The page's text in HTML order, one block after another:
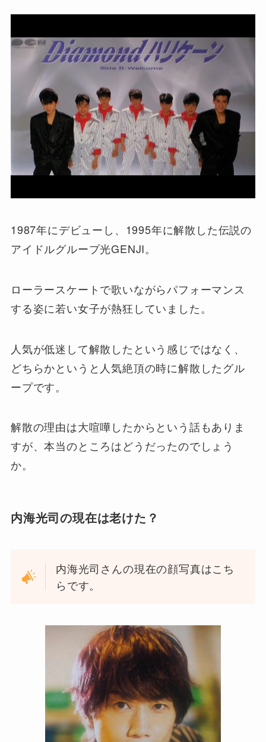
1987年にデビューし、1995年に解散した伝説の
アイドルグループ光GENJI。
ローラースケートで歌いながらパフォーマンス
する姿に若い女子が熱狂していました。
人気が低迷して解散したという感じではなく、
どちらかというと人気絶頂の時に解散したグル
ープです。
解散の理由は大喧嘩したからという話もありま
すが、本当のところはどうだったのでしょう
か。
内海光司の現在は老けた？
内海光司さんの現在の顔写真はこち
らです。